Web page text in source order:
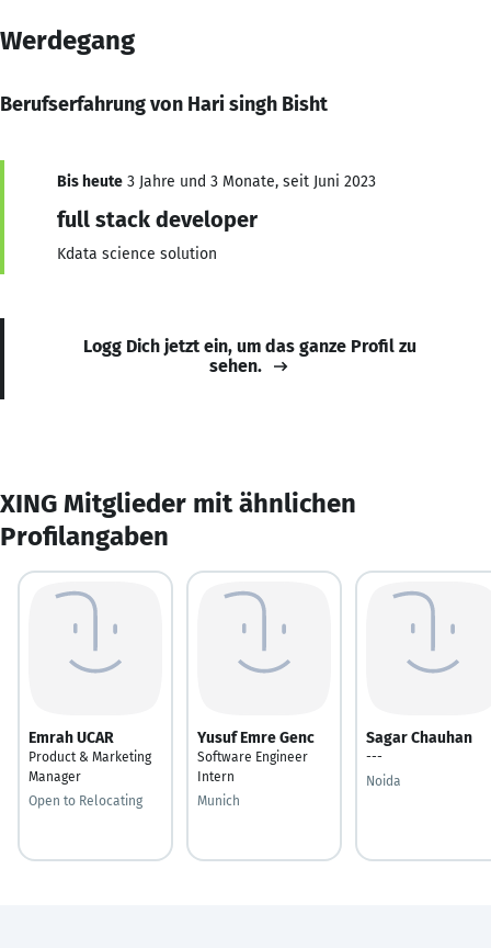
Werdegang
Berufserfahrung von Hari singh Bisht
Bis heute 3 Jahre und 3 Monate, seit Juni 2023
full stack developer
Kdata science solution
Logg Dich jetzt ein, um das ganze Profil zu
sehen.
XING Mitglieder mit ähnlichen
Profilangaben
Emrah UCAR
Product & Marketing
Manager
Open to Relocating
Yusuf Emre Genc
Software Engineer
Intern
Munich
Sagar Chauhan
---
Noida